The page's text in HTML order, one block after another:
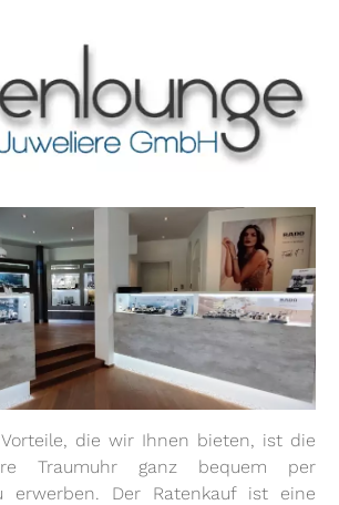
die wir Ihnen bieten, ist die
Traumuhr ganz bequem per
erwerben. Der Ratenkauf ist eine